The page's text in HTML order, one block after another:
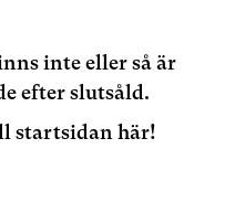
inte eller så är
efter slutsåld.
startsidan här!